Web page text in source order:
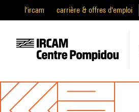
l'ircam carrière & offres d'emploi